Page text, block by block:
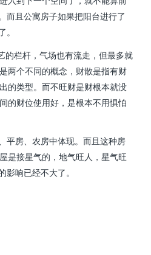
而且公寓房子如果把阳台进行了
。
的栏杆，气场也有流走，但最多就
两个不同的概念，财散是指有财
的类型。而不旺财是财根本就没
的财位使用好，是根本不用惧怕
平房、农房中体现。而且这种房
是接星气的，地气旺人，星气旺
影响已经不大了。